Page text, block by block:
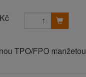
TPO/FPO manžetou